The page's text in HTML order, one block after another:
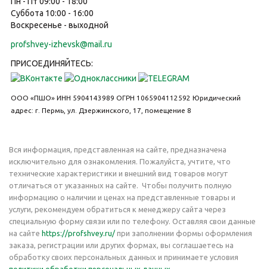
Суббота 10:00 - 16:00
Воскресенье - выходной
profshvey-izhevsk@mail.ru
ПРИСОЕДИНЯЙТЕСЬ:
ООО «ПШО» ИНН 5904143989 ОГРН 1065904112592 Юридический
адрес: г. Пермь, ул. Дзержинского, 17, помещение 8
Вся информация, представленная на сайте, предназначена
исключительно для ознакомления. Пожалуйста, учтите, что
технические характеристики и внешний вид товаров могут
отличаться от указанных на сайте. Чтобы получить полную
информацию о наличии и ценах на представленные товары и
услуги, рекомендуем обратиться к менеджеру сайта через
специальную форму связи или по телефону. Оставляя свои данные
на сайте https://profshvey.ru/ при заполнении формы оформления
заказа, регистрации или других формах, вы соглашаетесь на
обработку своих персональных данных и принимаете условия